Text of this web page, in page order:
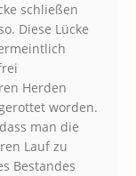
schließen
Diese Lücke
Herden
worden.
man die
Lauf zu
Bestandes